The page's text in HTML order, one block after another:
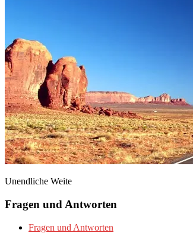
Unendliche Weite
Fragen und Antworten
Fragen und Antworten